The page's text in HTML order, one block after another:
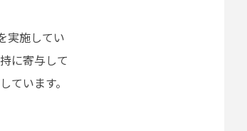
実施してい
に寄与して
います。